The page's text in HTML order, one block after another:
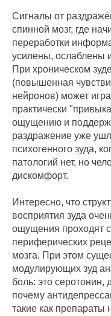
Сигналы от
спинной мозг, где
переработки
усилены, ослаблены
При хроническом
(повышенная
нейронов) может
практически
ощущению и
раздражение уже
психогенного зуда,
патологий нет, но
дискомфорт.
Интересно, что
восприятия зуда
ощущения проходят
периферических
мозга. При этом
модулирующих зуд
боль: это
почему
такие как препараты